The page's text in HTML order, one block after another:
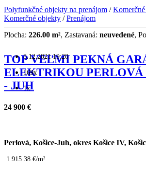
Polyfunkčné objekty na prenájom /
Komerčné objekty /Prenájom
Plocha: 226.00 m², Zastavaná: neuvedené,
8.12.2021 19:20
169x
1x
TOP VEĽMI PEKNÁ
ELEKTRIKOU PERLOVÁ
- JUH
24 900 €
Perlová, Košice-Juh, okres Košice IV,
1 915.38 €/m²